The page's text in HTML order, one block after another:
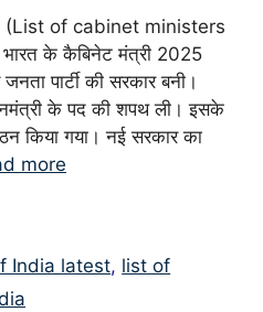
(List of cabinet ministers
के कैबिनेट मंत्री 2025
पार्टी की सरकार बनी।
के पद की शपथ ली। इसके
किया गया। नई सरकार का
more
India latest, list of